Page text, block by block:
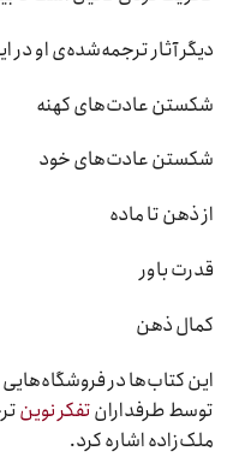
دیگر آثار ترجمه‌شده‌ی او در
شکستن عادت‌های کهنه
شکستن عادت‌های خود
از ذهن تا ماده
قدرت باور
کمال ذهن
این کتاب‌ها در فروشگاه‌هایی
توسط طرفدارانتفکر نوین
ملک‌زاده اشاره کرد.